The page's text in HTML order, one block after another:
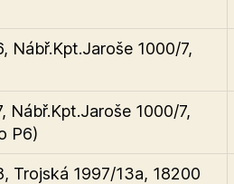
Nábř.Kpt.Jaroše 1000/7,
Nábř.Kpt.Jaroše 1000/7,
P6)
Trojská 1997/13a, 18200